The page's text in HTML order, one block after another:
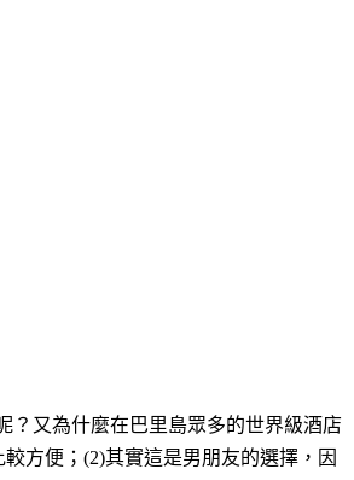
？ 又為什麼在巴里島眾多的世界級酒店
方便；(2)其實這是男朋友的選擇，因